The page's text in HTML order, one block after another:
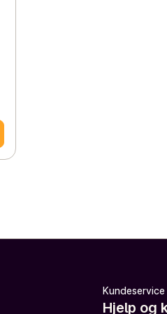
Kundeservice
Hjelp og